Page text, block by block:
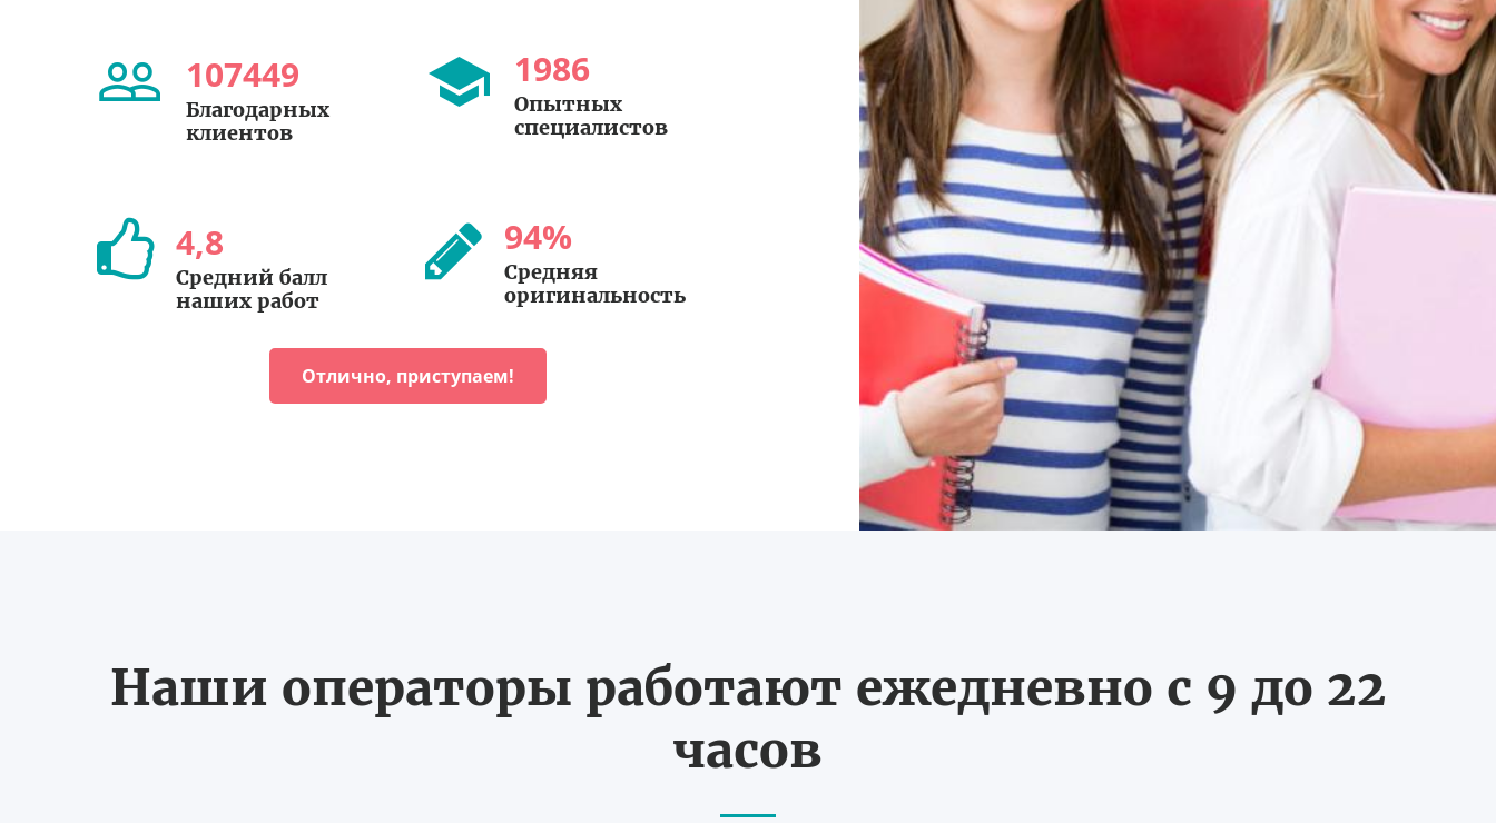
107449
Благодарных
клиентов
1986
Опытных
специалистов
4,8
Средний балл
наших работ
94%
Средняя
оригинальность
Отлично, приступаем!
Наши операторы работают ежедневно с 9 до 22
часов